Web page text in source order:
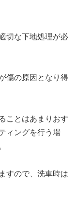
切な下地処理が必
傷の原因となり得
ことはあまりおす
ィングを行う場
すので、洗車時は